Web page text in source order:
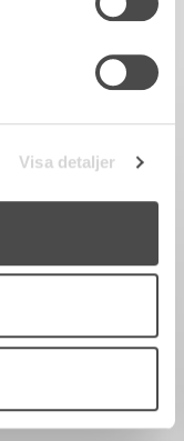
Visa detaljer